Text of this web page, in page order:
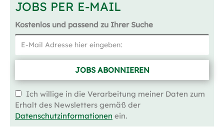
JOBS PER E-MAIL
Kostenlos und passend zu Ihrer Suche
JOBS ABONNIEREN
Ich willige in die Verarbeitung meiner Daten zum
Erhalt des Newsletters gemäß der
Datenschutzinformationen ein.